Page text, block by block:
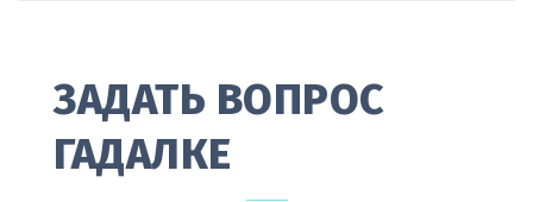
ЗАДАТЬ ВОПРОС
ГАДАЛКЕ